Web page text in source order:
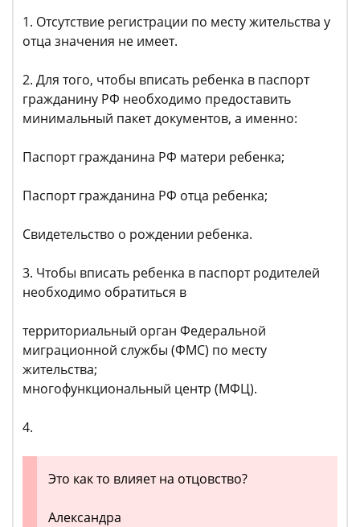
1. Отсутствие регистрации по месту жительства у
отца значения не имеет.
2. Для того, чтобы вписать ребенка в паспорт
гражданину РФ необходимо предоставить
минимальный пакет документов, а именно:
Паспорт гражданина РФ матери ребенка;
Паспорт гражданина РФ отца ребенка;
Свидетельство о рождении ребенка.
3. Чтобы вписать ребенка в паспорт родителей
необходимо обратиться в
территориальный орган Федеральной
миграционной службы (ФМС) по месту
жительства;
многофункциональный центр (МФЦ).
4.
Это как то влияет на отцовство?
Александра